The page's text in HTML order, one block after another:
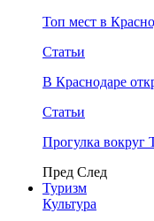
Топ мест в
Статьи
В Краснодаре
Статьи
Прогулка вокруг
Пред След
Туризм
Культура